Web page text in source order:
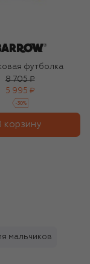
футболка
8 705 ₽
5 995 ₽
-30%
корзину
мальчиков